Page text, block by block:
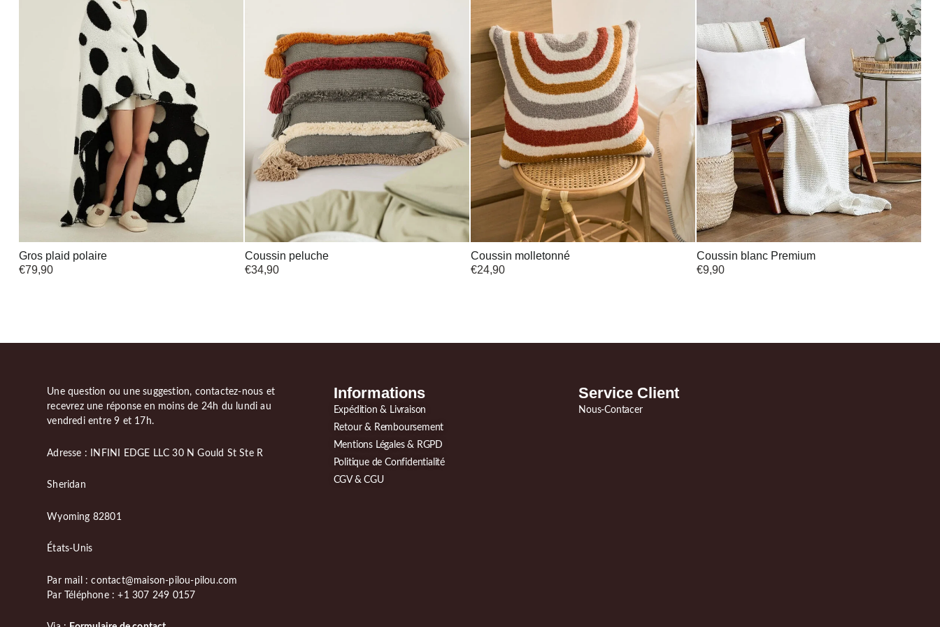
Gros plaid polaire
€79,90
Coussin peluche
€34,90
Coussin molletonné
€24,90
Coussin blanc Premium
€9,90
Une question ou une suggestion, contactez-nous et
recevrez une réponse en moins de 24h du lundi au
vendredi entre 9 et 17h.
Adresse : INFINI EDGE LLC 30 N Gould St Ste R
Sheridan
Wyoming 82801
États-Unis
Par mail : contact@maison-pilou-pilou.com
Par Téléphone : +1 307 249 0157
Informations
Expédition & Livraison
Retour & Remboursement
Mentions Légales & RGPD
Politique de Confidentialité
CGV & CGU
Service Client
Nous-Contacer